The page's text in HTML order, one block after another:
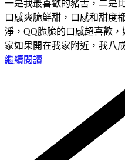
一是我最喜歡的豬舌，二是
口感爽脆鮮甜，口感和甜度
淨，QQ脆脆的口感超喜歡
家如果開在我家附近，我八
繼續閱讀